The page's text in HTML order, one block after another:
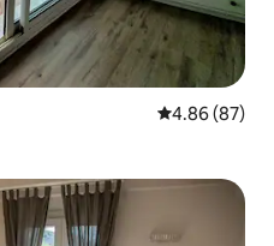
平均评分 4.86
4.86 (87)